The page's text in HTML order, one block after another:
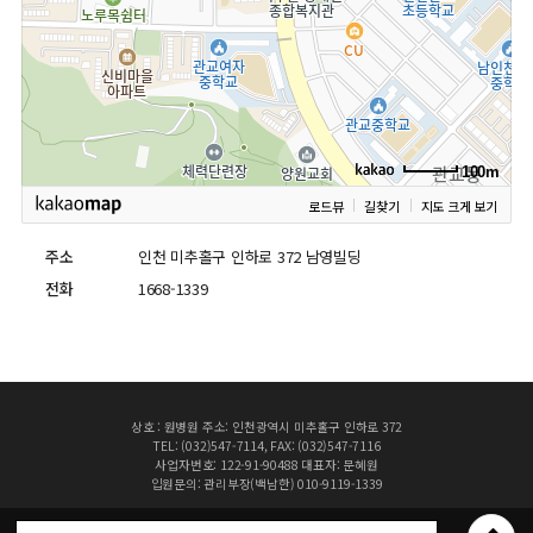
100m
로드뷰 길찾기 지도 크게 보기
주소
인천 미추홀구 인하로 372 남영빌딩
전화
1668-1339
상호 : 원병원 주소: 인천광역시 미추홀구 인하로 372
TEL: (032)547-7114, FAX: (032)547-7116
사업자번호: 122-91-90488 대표자: 문혜원
입원문의: 관리부장(백남한) 010-9119-1339